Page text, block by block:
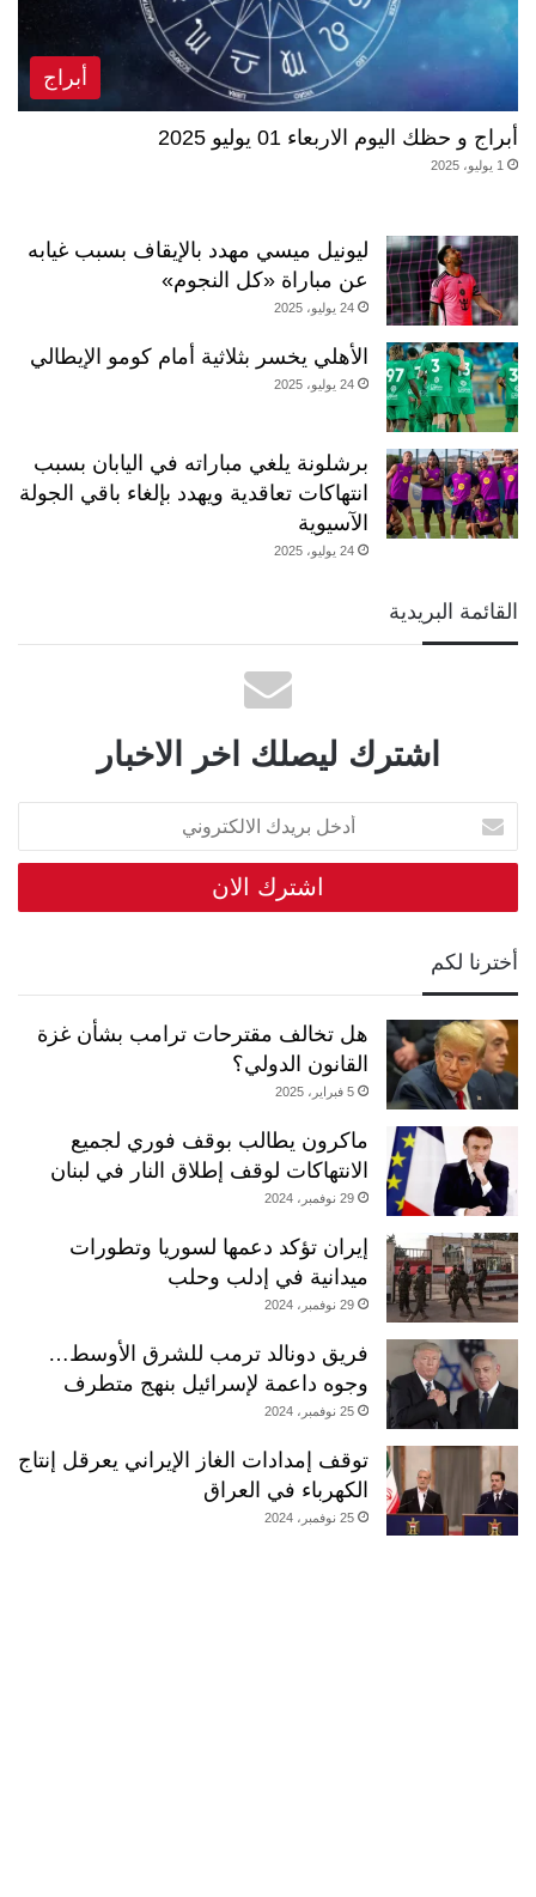
أبراج
أبراج و حظك اليوم الاربعاء 01 يوليو 2025
1 يوليو، 2025
ليونيل ميسي مهدد بالإيقاف بسبب غيابه
عن مباراة «كل النجوم»
24 يوليو، 2025
الأهلي يخسر بثلاثية أمام كومو الإيطالي
24 يوليو، 2025
برشلونة يلغي مباراته في اليابان بسبب
انتهاكات تعاقدية ويهدد بإلغاء باقي الجولة
الآسيوية
24 يوليو، 2025
القائمة البريدية
اشترك ليصلك اخر الاخبار
أدخل
بريدك
الالكتروني
أخترنا لكم
هل تخالف مقترحات ترامب بشأن غزة
القانون الدولي؟
5 فبراير، 2025
ماكرون يطالب بوقف فوري لجميع
الانتهاكات لوقف إطلاق النار في لبنان
29 نوفمبر، 2024
إيران تؤكد دعمها لسوريا وتطورات
ميدانية في إدلب وحلب
29 نوفمبر، 2024
فريق دونالد ترمب للشرق الأوسط…
وجوه داعمة لإسرائيل بنهج متطرف
25 نوفمبر، 2024
توقف إمدادات الغاز الإيراني يعرقل إنتاج
الكهرباء في العراق
25 نوفمبر، 2024